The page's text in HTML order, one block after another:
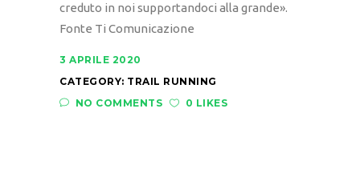
creduto in noi supportandoci alla grande».
Fonte Ti Comunicazione
3 APRILE 2020
CATEGORY: TRAIL RUNNING
NO COMMENTS
0 LIKES